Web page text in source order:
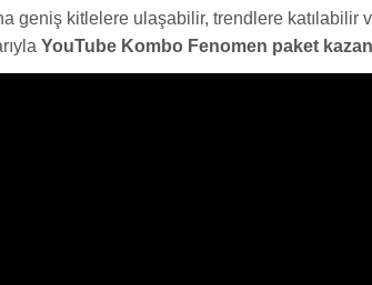
geniş kitlelere ulaşabilir, trendlere katılabilir
YouTube Kombo Fenomen paket